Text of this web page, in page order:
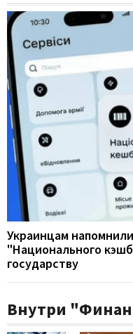
Украинцам
"Национального
государству
Внутри